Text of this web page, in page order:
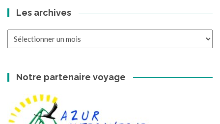
Les archives
Notre partenaire voyage